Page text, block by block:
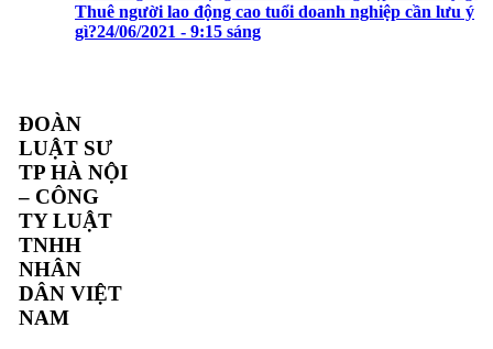
Thuê người lao động cao tuổi doanh nghiệp cần lưu ý
gì?24/06/2021 - 9:15 sáng
ĐOÀN
LUẬT SƯ
TP HÀ NỘI
– CÔNG
TY LUẬT
TNHH
NHÂN
DÂN VIỆT
NAM